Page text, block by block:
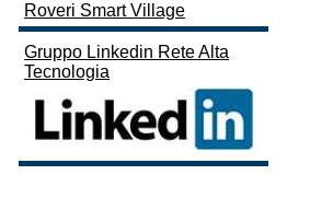
Roveri Smart Village
Gruppo Linkedin Rete Alta
Tecnologia